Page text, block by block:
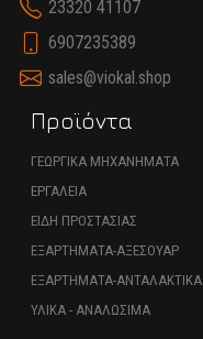
23320 41107
6907235389
sales@viokal.shop
Προϊόντα
ΓΕΩΡΓΙΚΑ ΜΗΧΑΝΗΜΑΤΑ
ΕΡΓΑΛΕΙΑ
ΕΙΔΗ ΠΡΟΣΤΑΣΙΑΣ
ΕΞΑΡΤΗΜΑΤΑ-ΑΞΕΣΟΥΑΡ
ΕΞΑΡΤΗΜΑΤΑ-ΑΝΤΑΛΑΚΤΙΚΑ
ΥΛΙΚΑ - ΑΝΑΛΩΣΙΜΑ